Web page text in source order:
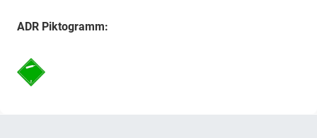
ADR Piktogramm: